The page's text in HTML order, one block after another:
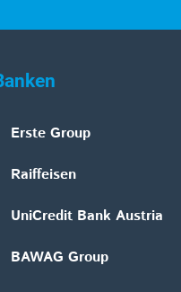
Erste Group
Raiffeisen
UniCredit Bank Austria
BAWAG Group